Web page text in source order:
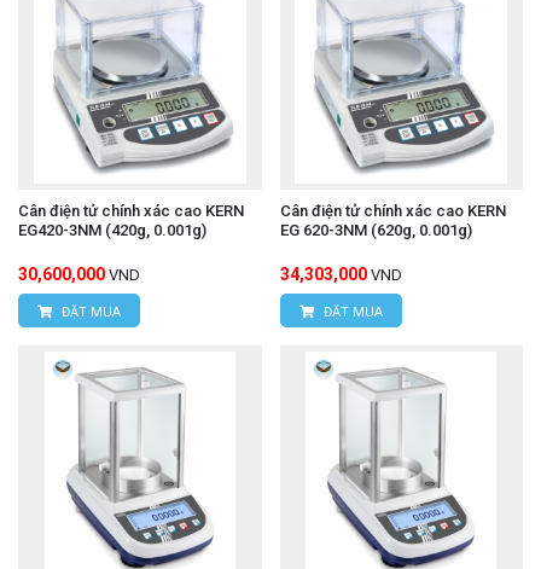
Cân điện tử chính xác cao KERN
EG420-3NM (420g, 0.001g)
30,600,000 VND
ĐẶT MUA
Cân điện tử chính xác cao KERN
EG 620-3NM (620g, 0.001g)
34,303,000 VND
ĐẶT MUA